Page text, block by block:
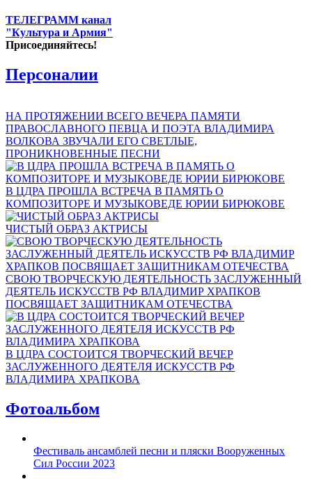
ТЕЛЕГРАММ канал
"Культура и Армия"
Присоединяйтесь!
Персоналии
НА ПРОТЯЖЕНИИ ВСЕГО ВЕЧЕРА ПАМЯТИ
ПРАВОСЛАВНОГО ПЕВЦА И ПОЭТА ВЛАДИМИРА
ВОЛКОВА ЗВУЧАЛИ ЕГО СВЕТЛЫЕ,
ПРОНИКНОВЕННЫЕ ПЕСНИ
В ЦДРА ПРОШЛА ВСТРЕЧА В ПАМЯТЬ О
КОМПОЗИТОРЕ И МУЗЫКОВЕДЕ ЮРИИ БИРЮКОВЕ
ЧИСТЫЙ ОБРАЗ АКТРИСЫ
СВОЮ ТВОРЧЕСКУЮ ДЕЯТЕЛЬНОСТЬ ЗАСЛУЖЕННЫЙ
ДЕЯТЕЛЬ ИСКУССТВ РФ ВЛАДИМИР ХРАПКОВ
ПОСВЯЩАЕТ ЗАЩИТНИКАМ ОТЕЧЕСТВА
В ЦДРА СОСТОИТСЯ ТВОРЧЕСКИЙ ВЕЧЕР
ЗАСЛУЖЕННОГО ДЕЯТЕЛЯ ИСКУССТВ РФ
ВЛАДИМИРА ХРАПКОВА
Фотоальбом
Фестиваль ансамблей песни и пляски Вооруженных
Сил России 2023